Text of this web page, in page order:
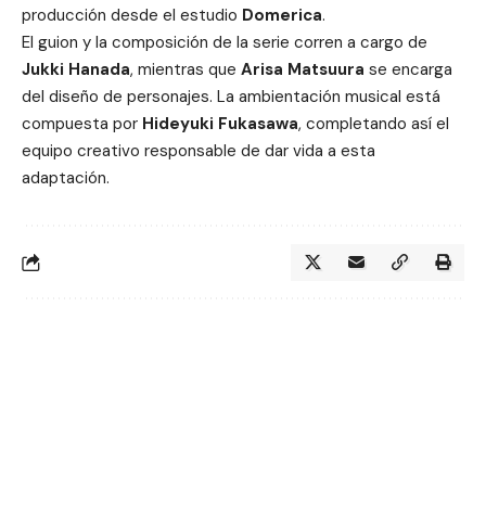
producción desde el estudio Domerica.
El guion y la composición de la serie corren a cargo de
Jukki Hanada, mientras que Arisa Matsuura se encarga
del diseño de personajes. La ambientación musical está
compuesta por Hideyuki Fukasawa, completando así el
equipo creativo responsable de dar vida a esta
adaptación.